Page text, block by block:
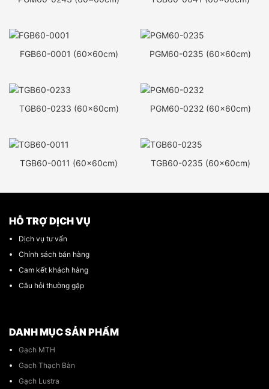
FGB60-0001 (60x60cm) PGM60-0235 (60x60cm)
TGB60-0233 (60x60cm) PGM60-0232 (60x60cm)
TGB60-0011 (60x60cm) TGB60-0235 (60x60cm)
HỖ TRỢ DỊCH VỤ
Dịch vụ tư vấn
Chính sách bán hàng
Cam kết khách hàng
Câu hỏi thường gặp
DANH MỤC SẢN PHẨM
Gạch MTH
Gạch Thạch Bàn
Gạch Lustra